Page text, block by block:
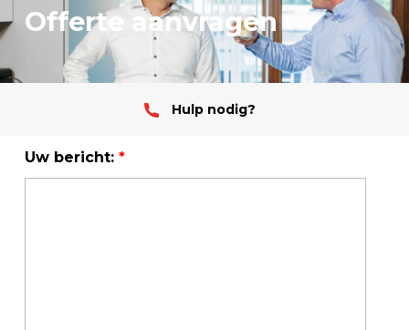
Offerte aanvragen
Hulp nodig?
Uw bericht: *